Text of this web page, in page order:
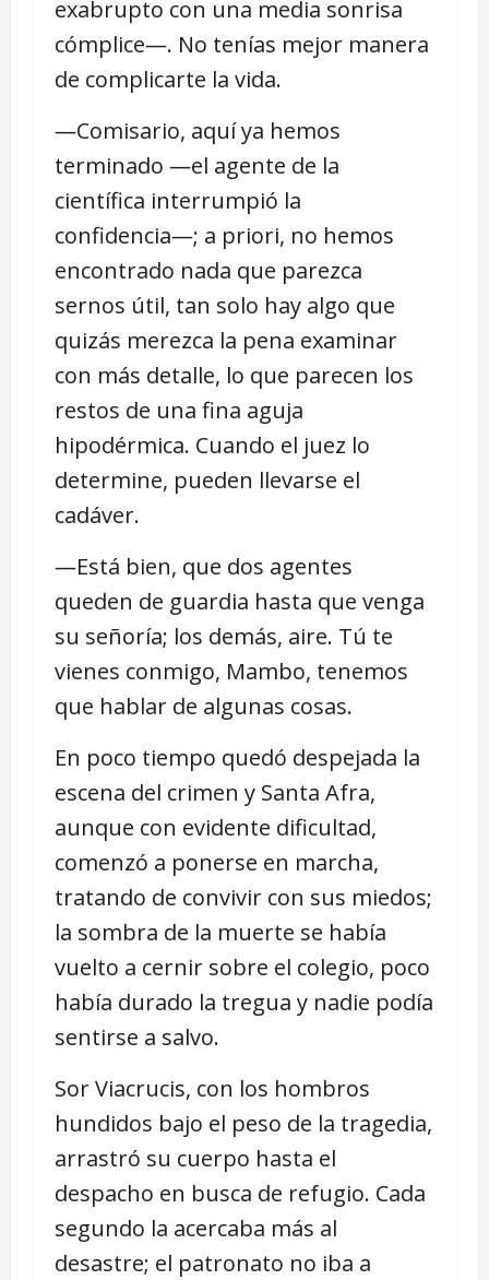
exabrupto con una media sonrisa
cómplice―. No tenías mejor manera
de complicarte la vida.
―Comisario, aquí ya hemos
terminado ―el agente de la
científica interrumpió la
confidencia―; a priori, no hemos
encontrado nada que parezca
sernos útil, tan solo hay algo que
quizás merezca la pena examinar
con más detalle, lo que parecen los
restos de una fina aguja
hipodérmica. Cuando el juez lo
determine, pueden llevarse el
cadáver.
―Está bien, que dos agentes
queden de guardia hasta que venga
su señoría; los demás, aire. Tú te
vienes conmigo, Mambo, tenemos
que hablar de algunas cosas.
En poco tiempo quedó despejada la
escena del crimen y Santa Afra,
aunque con evidente dificultad,
comenzó a ponerse en marcha,
tratando de convivir con sus miedos;
la sombra de la muerte se había
vuelto a cernir sobre el colegio, poco
había durado la tregua y nadie podía
sentirse a salvo.
Sor Viacrucis, con los hombros
hundidos bajo el peso de la tragedia,
arrastró su cuerpo hasta el
despacho en busca de refugio. Cada
segundo la acercaba más al
desastre; el patronato no iba a